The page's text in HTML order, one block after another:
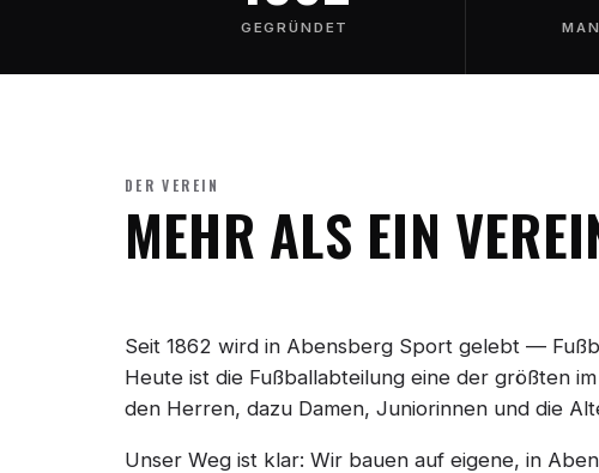
GEGRÜNDET
DER VEREIN
MEHR ALS EIN
Seit 1862 wird in Abensberg Sport gelebt —
Heute ist die Fußballabteilung eine der größten
den Herren, dazu Damen, Juniorinnen und die
Unser Weg ist klar: Wir bauen auf eigene, in